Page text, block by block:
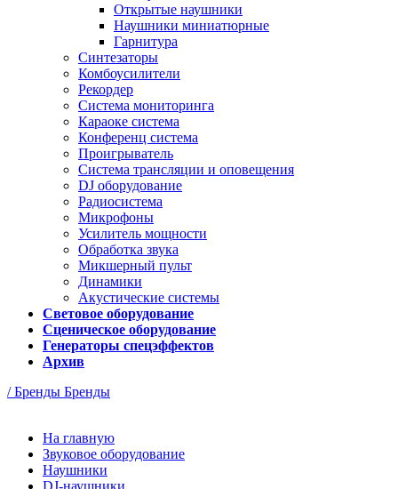
Открытые наушники
Наушники миниатюрные
Гарнитура
Синтезаторы
Комбоусилители
Рекордер
Система мониторинга
Караоке система
Конференц система
Проигрыватель
Система трансляции и оповещения
DJ оборудование
Радиосистема
Микрофоны
Усилитель мощности
Обработка звука
Микшерный пульт
Динамики
Акустические системы
Световое оборудование
Сценическое оборудование
Генераторы спецэффектов
Архив
/ Бренды Бренды
На главную
Звуковое оборудование
Наушники
DJ-наушники